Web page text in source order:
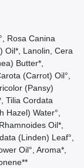
Rosa Canina
Oil*, Lanolin, Cera
Butter*,
(Carrot) Oil°,
(Pansy)
Tilia Cordata
Hazel) Water°,
Oil*,
(Linden) Leaf°,
Oil°, Aroma*,